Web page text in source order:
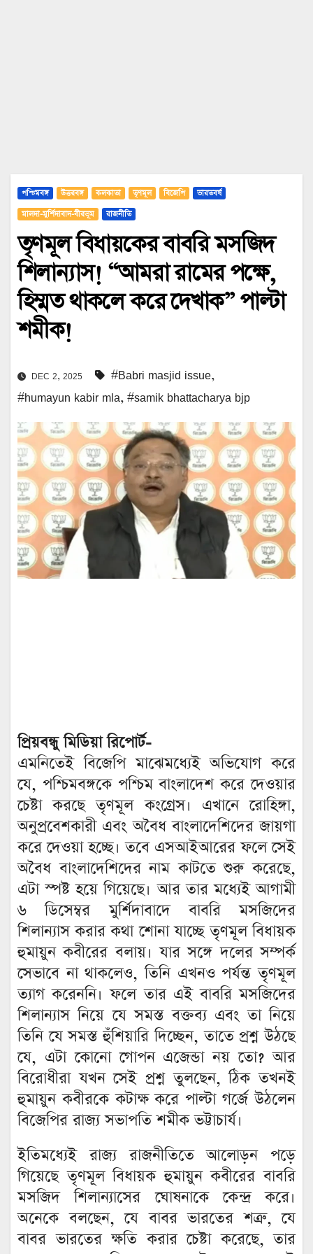
পশ্চিমবঙ্গ উত্তরবঙ্গ কলকাতা তৃণমূল বিজেপি
ভারতবর্ষ
মালদা-মুর্শিদাবাদ-বীরভূম
রাজনীতি
তৃণমূল বিধায়কের বাবরি মসজিদ
শিলান্যাস! “আমরা রামের পক্ষে,
হিম্মত থাকলে করে দেখাক” পাল্টা
শমীক!
DEC 2, 2025 #Babri masjid issue,
#humayun kabir mla, #samik bhattacharya bjp
প্রিয়বন্ধু মিডিয়া রিপোর্ট-
এমনিতেই বিজেপি মাঝেমধ্যেই অভিযোগ করে
যে, পশ্চিমবঙ্গকে পশ্চিম বাংলাদেশ করে দেওয়ার
চেষ্টা করছে তৃণমূল কংগ্রেস। এখানে রোহিঙ্গা,
অনুপ্রবেশকারী এবং অবৈধ বাংলাদেশিদের জায়গা
করে দেওয়া হচ্ছে। তবে এসআইআরের ফলে সেই
অবৈধ বাংলাদেশিদের নাম কাটতে শুরু করেছে,
এটা স্পষ্ট হয়ে গিয়েছে। আর তার মধ্যেই আগামী
৬ ডিসেম্বর মুর্শিদাবাদে বাবরি মসজিদের
শিলান্যাস করার কথা শোনা যাচ্ছে তৃণমূল বিধায়ক
হুমায়ুন কবীরের বলায়। যার সঙ্গে দলের সম্পর্ক
সেভাবে না থাকলেও, তিনি এখনও পর্যন্ত তৃণমূল
ত্যাগ করেননি। ফলে তার এই বাবরি মসজিদের
শিলান্যাস নিয়ে যে সমস্ত বক্তব্য এবং তা নিয়ে
তিনি যে সমস্ত হুঁশিয়ারি দিচ্ছেন, তাতে প্রশ্ন উঠছে
যে, এটা কোনো গোপন এজেন্ডা নয় তো? আর
বিরোধীরা যখন সেই প্রশ্ন তুলছেন, ঠিক তখনই
হুমায়ুন কবীরকে কটাক্ষ করে পাল্টা গর্জে উঠলেন
বিজেপির রাজ্য সভাপতি শমীক ভট্টাচার্য।
ইতিমধ্যেই রাজ্য রাজনীতিতে আলোড়ন পড়ে
গিয়েছে তৃণমূল বিধায়ক হুমায়ুন কবীরের বাবরি
মসজিদ শিলান্যাসের ঘোষনাকে কেন্দ্র করে।
অনেকে বলছেন, যে বাবর ভারতের শত্রু, যে
বাবর ভারতের ক্ষতি করার চেষ্টা করেছে, তার